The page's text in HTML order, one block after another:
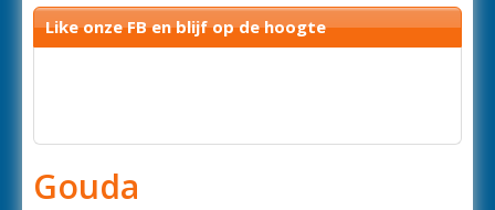
Like onze FB en blijf op de hoogte
Gouda